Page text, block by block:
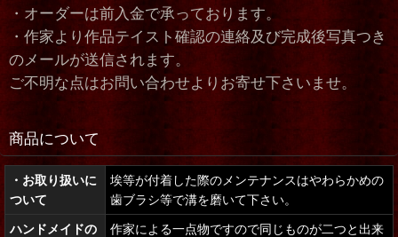
・オーダーは前入金で承っております。
・作家より作品テイスト確認の連絡及び完成後写真つき
のメールが送信されます。
ご不明な点はお問い合わせよりお寄せ下さいませ。
商品について
・お取り扱いに
ついて
埃等が付着した際のメンテナンスはやわらかめの
歯ブラシ等で溝を磨いて下さい。
ハンドメイドの
作家による一点物ですので同じものが二つと出来